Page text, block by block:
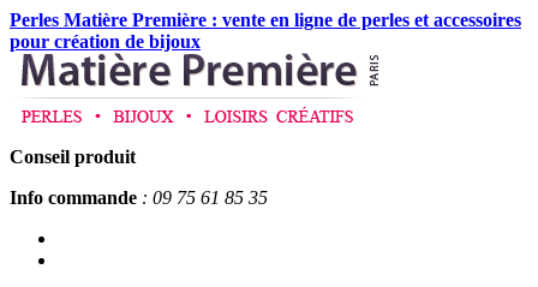
Perles Matière Première : vente en ligne de perles et accessoires
pour création de bijoux
Conseil produit
Info commande : 09 75 61 85 35